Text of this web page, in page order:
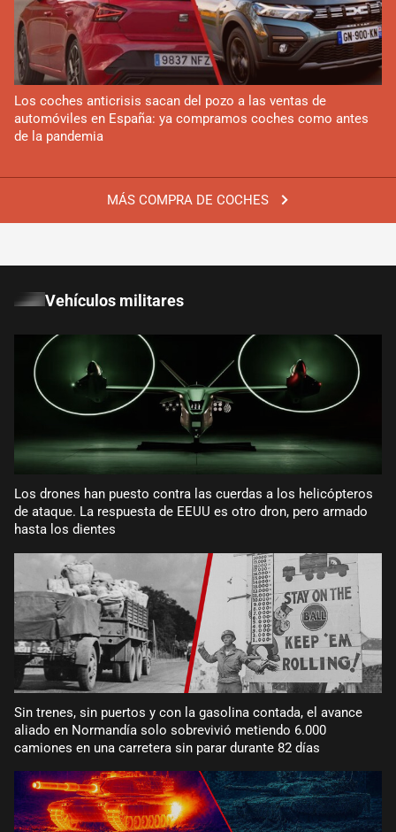
MÁS COMPRA DE COCHES
Los coches anticrisis sacan del pozo a las ventas de
automóviles en España: ya compramos coches como antes
de la pandemia
Vehículos militares
Los drones han puesto contra las cuerdas a los helicópteros
de ataque. La respuesta de EEUU es otro dron, pero armado
hasta los dientes
Sin trenes, sin puertos y con la gasolina contada, el avance
aliado en Normandía solo sobrevivió metiendo 6.000
camiones en una carretera sin parar durante 82 días